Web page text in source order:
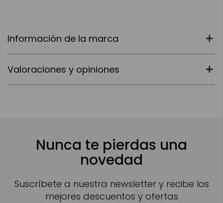
Información de la marca
Valoraciones y opiniones
Nunca te pierdas una
novedad
Suscríbete a nuestra newsletter y recibe los
mejores descuentos y ofertas